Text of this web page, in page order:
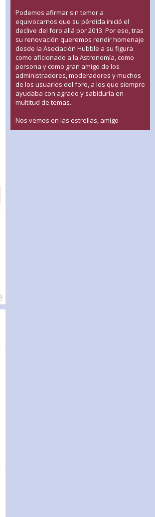
Podemos afirmar sin temor a
equivocarnos que su pérdida inició el
declive del foro allá por 2013. Por eso, tras
su renovación queremos rendir homenaje
desde la Asociación Hubble a su figura
como aficionado a la Astronomía, como
persona y como gran amigo de los
administradores, moderadores y muchos
de los usuarios del foro, a los que siempre
ayudaba con agrado y sabiduría en
multitud de temas.
Nos vemos en las estrellas, amigo